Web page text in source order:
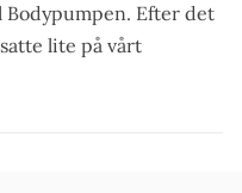
Bodypumpen. Efter det
lite på vårt